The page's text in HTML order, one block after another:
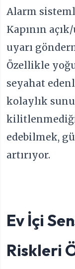
Alarm
Kapının
uyarı
Özellikle
seyahat
kolaylık
edebilmek,
artırıyor.
Ev İçi
Riskleri